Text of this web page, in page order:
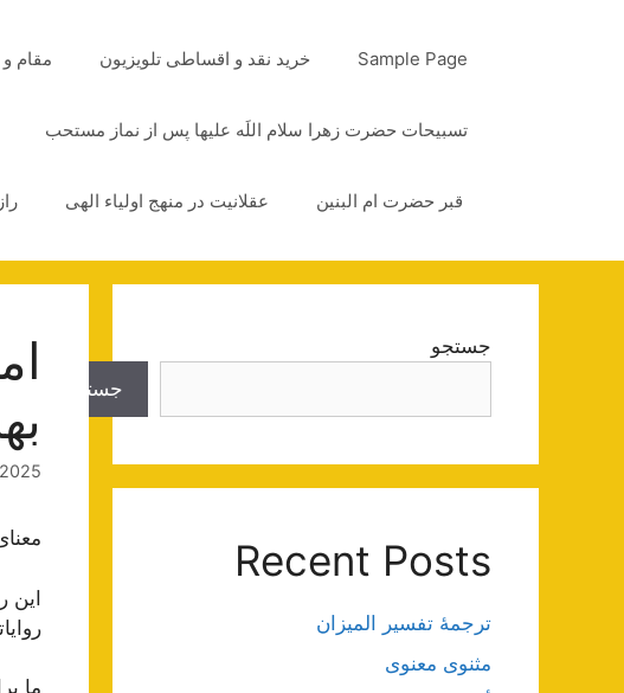
Sample Page خرید نقد و اقساطی تلویزیون مقام
تسبیحات حضرت زهرا سلام اللَه علیها پس از نماز مستحب
قبر حضرت ام البنین عقلانیت در منهج اولیاء الهی
این
ما
جستجو
جستجو
Recent Posts
ترجمۀ تفسیر المیزان
مثنوی معنوی